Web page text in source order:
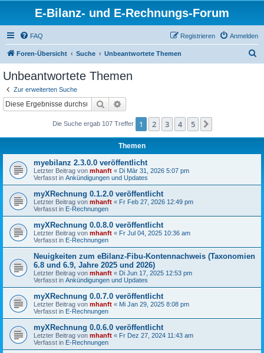
E-Bilanz- und E-Rechnungs-Forum
FAQ Anmelden
Registrieren
Foren-Übersicht Suche Unbeantwortete Themen
Unbeantwortete Themen
Zur erweiterten Suche
Suche
Die Suche ergab 107 Treffer 1 2 3 4 5
Themen
myebilanz 2.3.0.0 veröffentlicht
Letzter Beitrag von mhanft « Di Mär 31, 2026 5:07 pm
Verfasst in Ankündigungen und Updates
myXRechnung 0.1.2.0 veröffentlicht
Letzter Beitrag von mhanft « Fr Feb 27, 2026 12:49 pm
Verfasst in E-Rechnungen
myXRechnung 0.0.8.0 veröffentlicht
Letzter Beitrag von mhanft « Fr Jul 04, 2025 10:36 am
Verfasst in E-Rechnungen
Neuigkeiten zum eBilanz-Fibu-Kontennachweis (Taxonomien
6.8 und 6.9, Jahre 2025 und 2026)
Letzter Beitrag von mhanft « Di Jun 17, 2025 12:53 pm
Verfasst in Ankündigungen und Updates
myXRechnung 0.0.7.0 veröffentlicht
Letzter Beitrag von mhanft « Mi Jan 29, 2025 8:08 pm
Verfasst in E-Rechnungen
myXRechnung 0.0.6.0 veröffentlicht
Letzter Beitrag von mhanft « Fr Dez 27, 2024 11:43 am
Verfasst in E-Rechnungen